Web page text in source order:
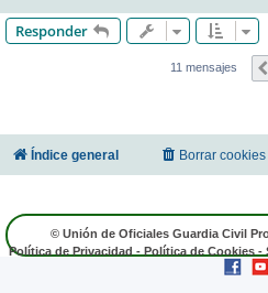
Responder
11 mensajes
Índice general Borrar cookies
© Unión de Oficiales Guardia Civil
Política de Privacidad - Política de Cookies -